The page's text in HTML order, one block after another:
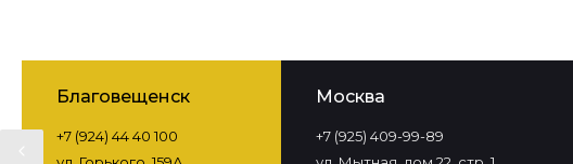
Благовещенск
+7 (924) 44 40 100
Москва
+7 (925) 409-99-89